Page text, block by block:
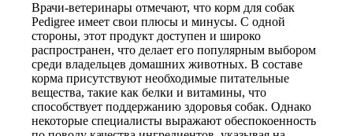
Врачи-ветеринары отмечают, что корм для собак
Pedigree имеет свои плюсы и минусы. С одной
стороны, этот продукт доступен и широко
распространен, что делает его популярным выбором
среди владельцев домашних животных. В составе
корма присутствуют необходимые питательные
вещества, такие как белки и витамины, что
способствует поддержанию здоровья собак. Однако
некоторые специалисты выражают обеспокоенность